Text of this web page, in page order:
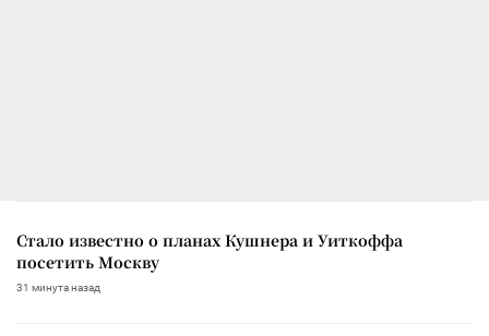
Стало известно о планах Кушнера и Уиткоффа
посетить Москву
31 минута назад